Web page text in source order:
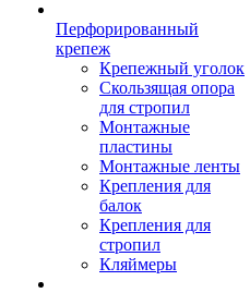
Перфорированный
крепеж
Крепежный уголок
Скользящая опора
для стропил
Монтажные
пластины
Монтажные ленты
Крепления для
балок
Крепления для
стропил
Кляймеры